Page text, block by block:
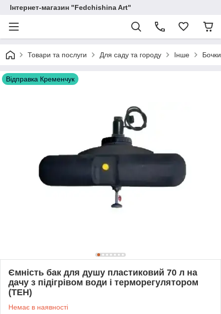
Інтернет-магазин "Fedchishina Art"
Товари та послуги Для саду та городу Інше
Відправка Кременчук
Ємність бак для душу пластиковий 70 л на
дачу з підігрівом води і терморегулятором
(ТЕН)
Немає в наявності